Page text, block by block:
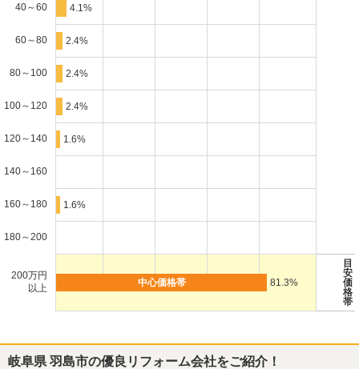
40～60 4.1%
60～80 2.4%
80～100 2.4%
100～120 2.4%
120～140 1.6%
140～160
160～180 1.6%
180～200
200万円
以上
81.3%
目
安
価
格
帯
岐阜県 羽島市の優良リフォーム会社をご紹介！